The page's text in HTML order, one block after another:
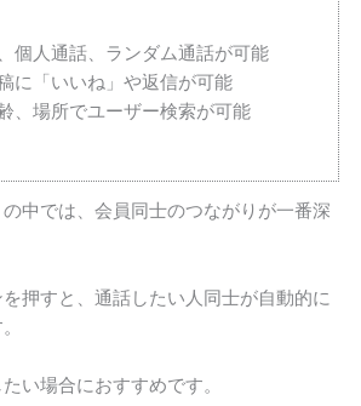
個人通話、ランダム通話が可能
に「いいね」や返信が可能
、場所でユーザー検索が可能
中では、会員同士のつながりが一番深
押すと、通話したい人同士が自動的に
い場合におすすめです。